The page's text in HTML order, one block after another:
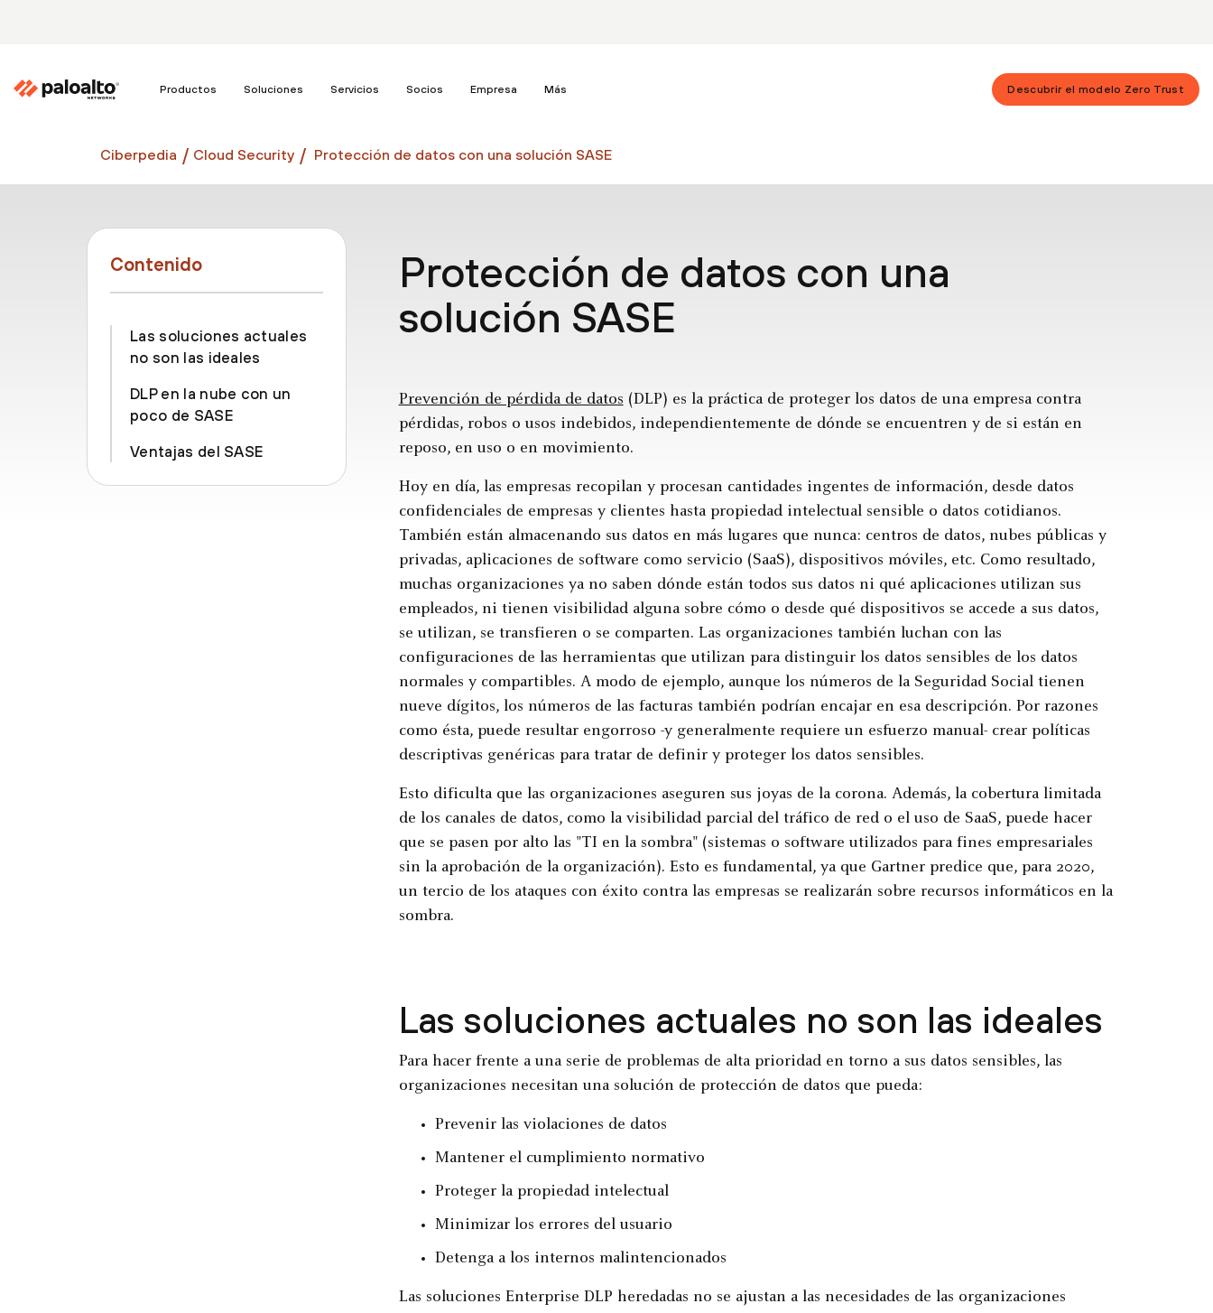
Productos Soluciones Servicios Socios Empresa Más Descubrir el modelo Zero Trust
Ciberpedia Cloud Security Protección de datos con una solución SASE
Contenido
Las soluciones actuales
no son las ideales
DLP en la nube con un
poco de SASE
Ventajas del SASE
Protección de datos con una
solución SASE
Prevención de pérdida de datos (DLP) es la práctica de proteger los datos de una empresa contra
pérdidas, robos o usos indebidos, independientemente de dónde se encuentren y de si están en
reposo, en uso o en movimiento.
Hoy en día, las empresas recopilan y procesan cantidades ingentes de información, desde datos
confidenciales de empresas y clientes hasta propiedad intelectual sensible o datos cotidianos.
También están almacenando sus datos en más lugares que nunca: centros de datos, nubes públicas y
privadas, aplicaciones de software como servicio (SaaS), dispositivos móviles, etc. Como resultado,
muchas organizaciones ya no saben dónde están todos sus datos ni qué aplicaciones utilizan sus
empleados, ni tienen visibilidad alguna sobre cómo o desde qué dispositivos se accede a sus datos,
se utilizan, se transfieren o se comparten. Las organizaciones también luchan con las
configuraciones de las herramientas que utilizan para distinguir los datos sensibles de los datos
normales y compartibles. A modo de ejemplo, aunque los números de la Seguridad Social tienen
nueve dígitos, los números de las facturas también podrían encajar en esa descripción. Por razones
como ésta, puede resultar engorroso -y generalmente requiere un esfuerzo manual- crear políticas
descriptivas genéricas para tratar de definir y proteger los datos sensibles.
Esto dificulta que las organizaciones aseguren sus joyas de la corona. Además, la cobertura limitada
de los canales de datos, como la visibilidad parcial del tráfico de red o el uso de SaaS, puede hacer
que se pasen por alto las "TI en la sombra" (sistemas o software utilizados para fines empresariales
sin la aprobación de la organización). Esto es fundamental, ya que Gartner predice que, para 2020,
un tercio de los ataques con éxito contra las empresas se realizarán sobre recursos informáticos en la
sombra.
Las soluciones actuales no son las ideales
Para hacer frente a una serie de problemas de alta prioridad en torno a sus datos sensibles, las
organizaciones necesitan una solución de protección de datos que pueda:
Prevenir las violaciones de datos
Mantener el cumplimiento normativo
Proteger la propiedad intelectual
Minimizar los errores del usuario
Detenga a los internos malintencionados
Las soluciones Enterprise DLP heredadas no se ajustan a las necesidades de las organizaciones